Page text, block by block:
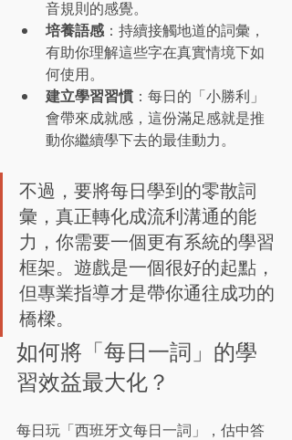
音規則的感覺。
培養語感 ：持續接觸地道的詞彙，
有助你理解這些字在真實情境下如
何使用。
建立學習習慣 ：每日的「小勝利」
會帶來成就感，這份滿足感就是推
動你繼續學下去的最佳動力。
不過，要將每日學到的零散詞
彙，真正轉化成流利溝通的能
力，你需要一個更有系統的學習
框架。遊戲是一個很好的起點，
但專業指導才是帶你通往成功的
橋樑。
如何將「每日一詞」的學
習效益最大化？
每日玩「西班牙文每日一詞」，估中答